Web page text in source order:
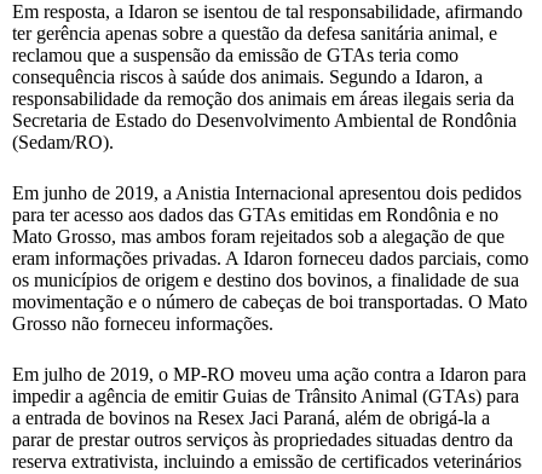
Em resposta, a Idaron se isentou de tal responsabilidade, afirmando
ter gerência apenas sobre a questão da defesa sanitária animal, e
reclamou que a suspensão da emissão de GTAs teria como
consequência riscos à saúde dos animais. Segundo a Idaron, a
responsabilidade da remoção dos animais em áreas ilegais seria da
Secretaria de Estado do Desenvolvimento Ambiental de Rondônia
(Sedam/RO).
Em junho de 2019, a Anistia Internacional apresentou dois pedidos
para ter acesso aos dados das GTAs emitidas em Rondônia e no
Mato Grosso, mas ambos foram rejeitados sob a alegação de que
eram informações privadas. A Idaron forneceu dados parciais, como
os municípios de origem e destino dos bovinos, a finalidade de sua
movimentação e o número de cabeças de boi transportadas. O Mato
Grosso não forneceu informações.
Em julho de 2019, o MP-RO moveu uma ação contra a Idaron para
impedir a agência de emitir Guias de Trânsito Animal (GTAs) para
a entrada de bovinos na Resex Jaci Paraná, além de obrigá-la a
parar de prestar outros serviços às propriedades situadas dentro da
reserva extrativista, incluindo a emissão de certificados veterinários